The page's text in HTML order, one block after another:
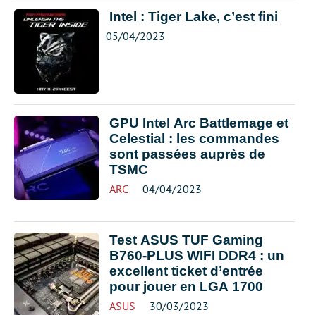
Intel : Tiger Lake, c’est fini
05/04/2023
GPU Intel Arc Battlemage et
Celestial : les commandes
sont passées auprès de
TSMC
ARC 04/04/2023
Test ASUS TUF Gaming
B760-PLUS WIFI DDR4 : un
excellent ticket d’entrée
pour jouer en LGA 1700
ASUS 30/03/2023